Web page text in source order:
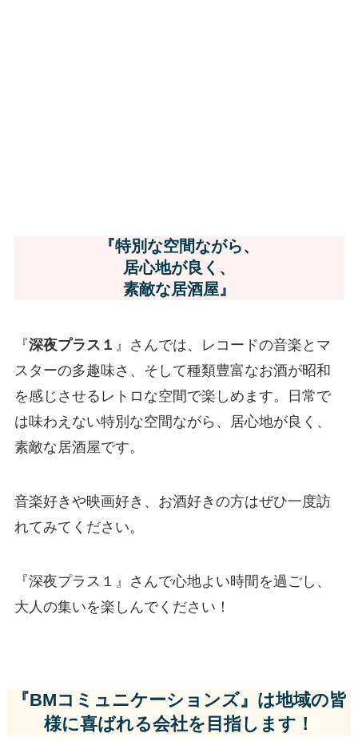
『特別な空間ながら、
居心地が良く、
素敵な居酒屋』
『深夜プラス１ 』さんでは、レコードの音楽とマ
スターの多趣味さ、そして種類豊富なお酒が昭和
を感じさせるレトロな空間で楽しめます。日常で
は味わえない特別な空間ながら、居心地が良く、
素敵な居酒屋です。
音楽好きや映画好き、お酒好きの方はぜひ一度訪
れてみてください。
『深夜プラス１』さんで心地よい時間を過ごし、
大人の集いを楽しんでください！
『BMコミュニケーションズ』は地域の皆
様に喜ばれる会社を目指します！